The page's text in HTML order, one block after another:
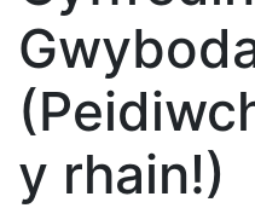
y rhain!)